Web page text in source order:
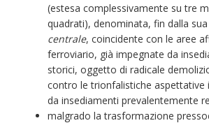
(estesa complessivamente su tre
quadrati), denominata, fin dalla
centrale, coincidente con le aree
ferroviario, già impegnate da
storici, oggetto di radicale
contro le trionfalistiche aspettative
da insediamenti prevalentemente
malgrado la trasformazione